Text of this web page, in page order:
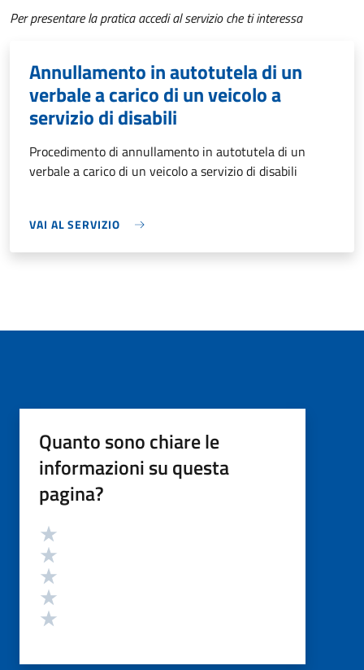
Per presentare la pratica accedi al servizio che ti interessa
Annullamento in autotutela di un
verbale a carico di un veicolo a
servizio di disabili
Procedimento di annullamento in autotutela di un
verbale a carico di un veicolo a servizio di disabili
VAI AL SERVIZIO
Quanto sono chiare le
informazioni su questa
pagina?
Valutazione